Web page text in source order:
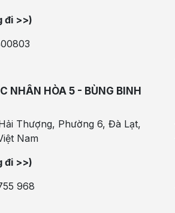
đi >>)
NHÂN HÒA 5 - BÙNG BINH
Thượng, Phường 6, Đà Lạt,
Nam
đi >>)
968